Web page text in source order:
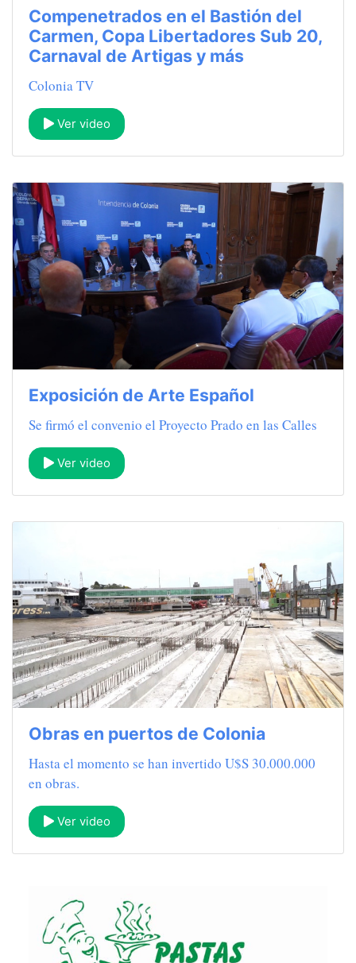
Compenetrados en el Bastión del
Carmen, Copa Libertadores Sub 20,
Carnaval de Artigas y más
Colonia TV
Ver video
Exposición de Arte Español
Se firmó el convenio el Proyecto Prado en las Calles
Ver video
Obras en puertos de Colonia
Hasta el momento se han invertido U$S 30.000.000
en obras.
Ver video